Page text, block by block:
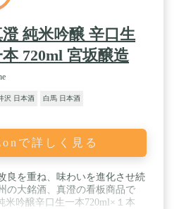
純米吟醸 辛口生
本 720ml 宮坂醸造
沢 日本酒 白馬 日本酒
で詳しく見る
良を重ね、味わいを進化させ続
の大銘酒、真澄の看板商品で
米吟醸辛口生一本720ml×１本